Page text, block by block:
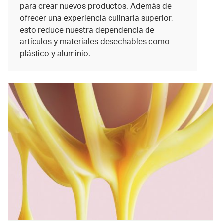
para crear nuevos productos. Además de
ofrecer una experiencia culinaria superior,
esto reduce nuestra dependencia de
artículos y materiales desechables como
plástico y aluminio.